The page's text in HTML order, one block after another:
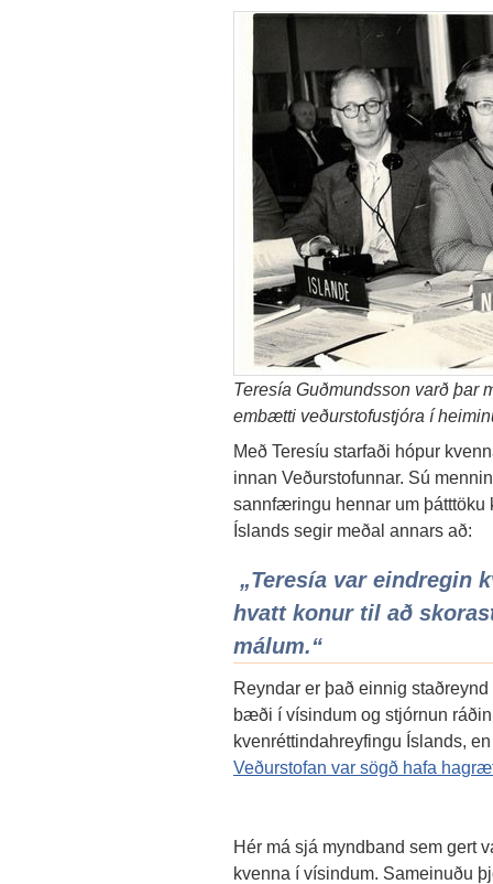
Teresía Guðmundsson varð þar
embætti veðurstofustjóra í
Með Teresíu starfaði hópur
innan Veðurstofunnar. Sú
sannfæringu hennar um þátttöku
Íslands segir meðal annars að:
„Teresía var eindregin
hvatt konur til að
málum.“
Reyndar er það einnig
bæði í vísindum og stjórnun
kvenréttindahreyfingu Íslands,
Veðurstofan var sögð hafa
Hér má sjá myndband sem gert
kvenna í vísindum. Sameinuðu